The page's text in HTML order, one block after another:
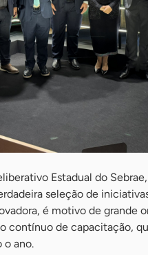
Estadual do
seleção de
é motivo de grande
contínuo de capacitação,
o ano.